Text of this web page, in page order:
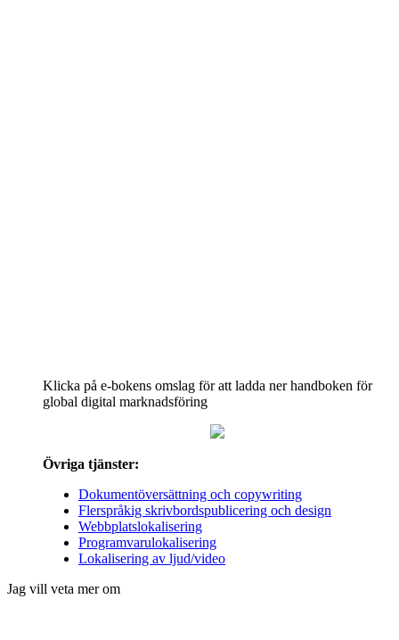
Klicka på e-bokens omslag för att ladda ner handboken för
global digital marknadsföring
Övriga tjänster:
Dokumentöversättning och copywriting
Flerspråkig skrivbordspublicering och design
Webbplatslokalisering
Programvarulokalisering
Lokalisering av ljud/video
Jag vill veta mer om